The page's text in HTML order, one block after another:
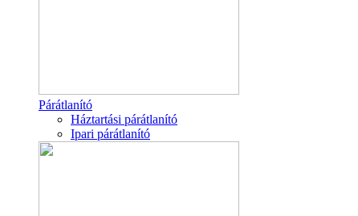
Párátlanító
Háztartási párátlanító
Ipari párátlanító